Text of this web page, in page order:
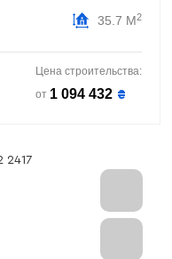
35.7 М2
Цена строительства:
от 1 094 432 ₴